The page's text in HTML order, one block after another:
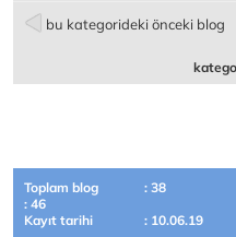
bu kategorideki önceki blog
Toplam blog
: 38
: 46
Kayıt tarihi
: 10.06.19